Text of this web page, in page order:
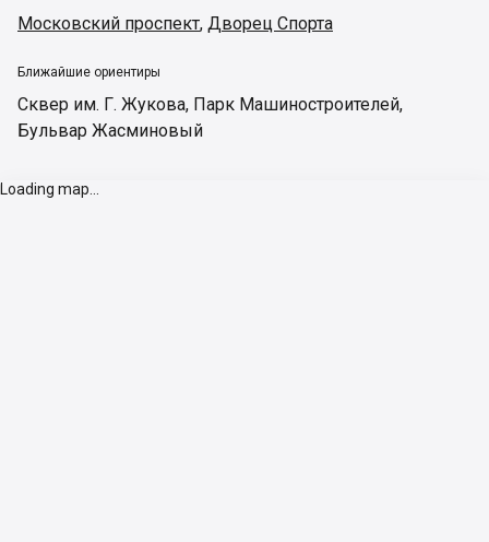
Московский проспект, Дворец Спорта
Ближайшие ориентиры
Сквер им. Г. Жукова, Парк Машиностроителей,
Бульвар Жасминовый
Loading map...